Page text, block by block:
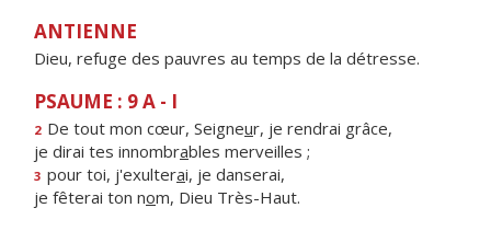
ANTIENNE
Dieu, refuge des pauvres au temps de la détresse.
PSAUME : 9 A - I
2 De tout mon cœur, Seigneur, je rendrai grâce,
je dirai tes innombrables merveilles ;
3 pour toi, j'exulterai, je danserai,
je fêterai ton nom, Dieu Très-Haut.